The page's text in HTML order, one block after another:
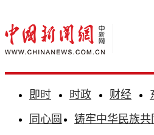
即时 时政 财经
同心圆
铸牢中华民族共